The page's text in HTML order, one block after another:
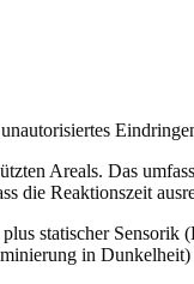
Areals. Das
die Reaktionszeit
statischer
in